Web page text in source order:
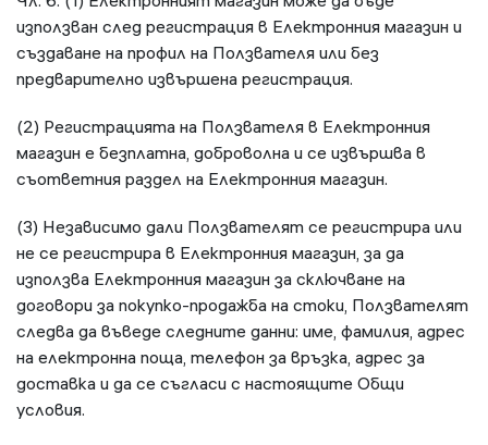
използван след регистрация в Електронния магазин и
създаване на профил на Ползвателя или без
предварително извършена регистрация.
(2) Регистрацията на Ползвателя в Електронния
магазин е безплатна, доброволна и се извършва в
съответния раздел на Електронния магазин.
(3) Независимо дали Ползвателят се регистрира или
не се регистрира в Електронния магазин, за да
използва Електронния магазин за сключване на
договори за покупко-продажба на стоки, Ползвателят
следва да въведе следните данни: име, фамилия, адрес
на електронна поща, телефон за връзка, адрес за
доставка и да се съгласи с настоящите Общи
условия.